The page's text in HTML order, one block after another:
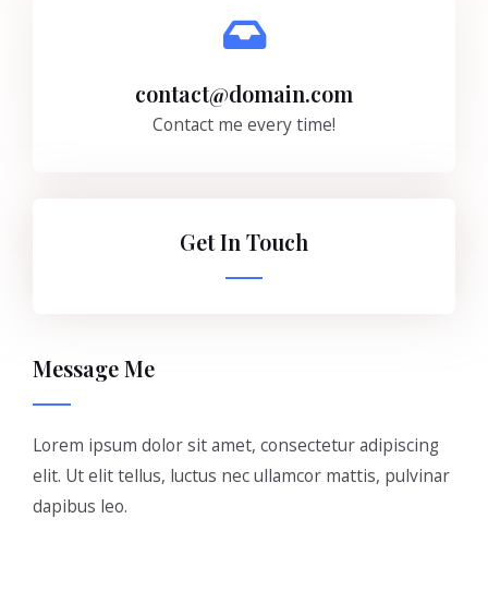
contact@domain.com
Contact me every time!
Get In Touch
Message Me
Lorem ipsum dolor sit amet, consectetur adipiscing
elit. Ut elit tellus, luctus nec ullamcor mattis, pulvinar
dapibus leo.